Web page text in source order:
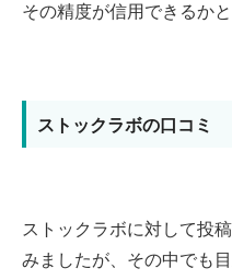
その精度が信用できるか
ストックラボの口コミ
ストックラボに対して投
みましたが、その中でも